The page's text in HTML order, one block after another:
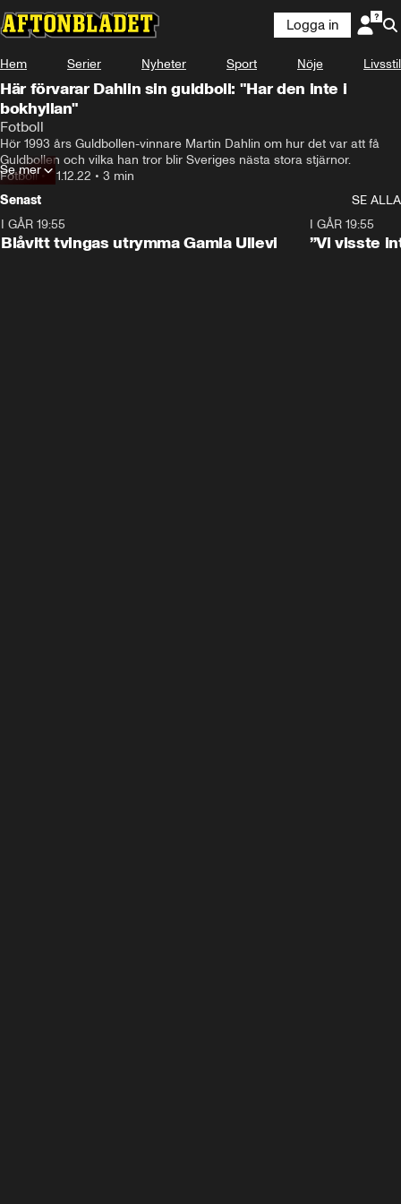
Logga in
Hem Serier Nyheter Sport Nöje Livsstil
Här förvarar Dahlin sin guldboll: "Har den inte i
bokhyllan"
Fotboll
Hör 1993 års Guldbollen-vinnare Martin Dahlin om hur det var att få
Guldbollen och vilka han tror blir Sveriges nästa stora stjärnor.
Fotboll•21.12.22 • 3 min
Se mer
Senast
SE ALLA
I GÅR 19:55
Blåvitt tvingas utrymma Gamla Ullevi
I GÅR 19:55
”Vi visste